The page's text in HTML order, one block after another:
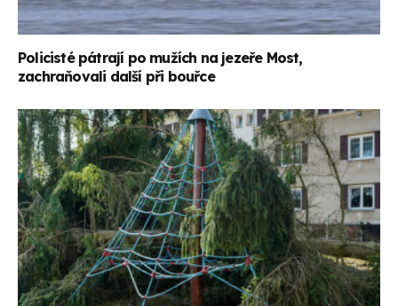
Policisté pátrají po mužích na jezeře Most,
zachraňovali další při bouřce